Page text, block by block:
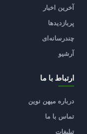
آخرین اخبار
پربازدیدها
چندرسانه‌ای
آرشیو
ارتباط با ما
درباره میهن نوین
تماس با ما
تبلیغات